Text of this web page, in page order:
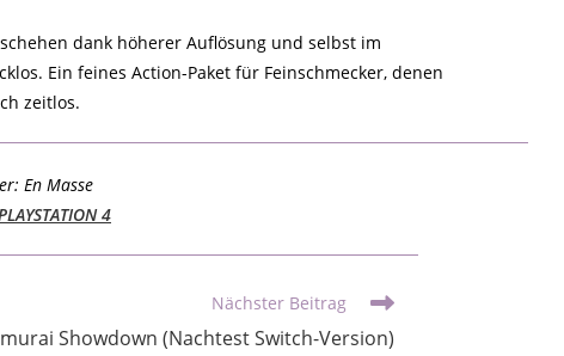
dank höherer Auflösung und selbst im
Ein feines Action-Paket für Feinschmecker, denen
zeitlos.
En Masse
4
Nächster Beitrag
Showdown (Nachtest Switch-Version)